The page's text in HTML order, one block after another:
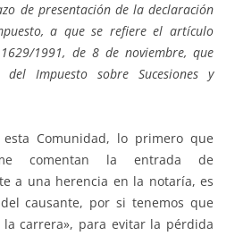
de presentación de la declaración
a que se refiere el artículo
1991, de 8 de noviembre, que
del Impuesto sobre Sucesiones y
Comunidad, lo primero que
comentan la entrada de
a una herencia en la notaría, es
causante, por si tenemos que
carrera», para evitar la pérdida